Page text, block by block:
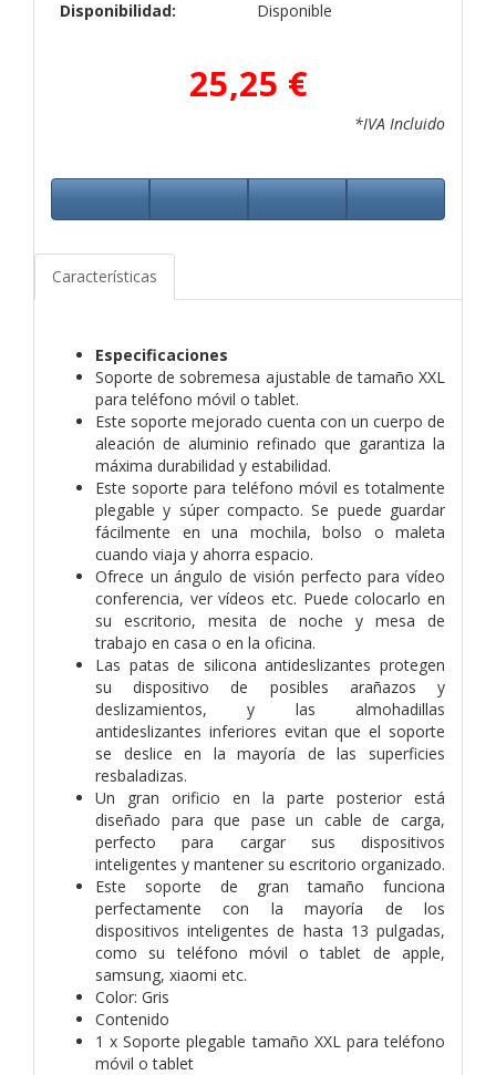
Disponibilidad:
Disponible
25,25 €
*IVA Incluido
Características
Especificaciones
Soporte de sobremesa ajustable de tamaño XXL
para teléfono móvil o tablet.
Este soporte mejorado cuenta con un cuerpo de
aleación de aluminio refinado que garantiza la
máxima durabilidad y estabilidad.
Este soporte para teléfono móvil es totalmente
plegable y súper compacto. Se puede guardar
fácilmente en una mochila, bolso o maleta
cuando viaja y ahorra espacio.
Ofrece un ángulo de visión perfecto para vídeo
conferencia, ver vídeos etc. Puede colocarlo en
su escritorio, mesita de noche y mesa de
trabajo en casa o en la oficina.
Las patas de silicona antideslizantes protegen
su dispositivo de posibles arañazos y
deslizamientos, y las almohadillas
antideslizantes inferiores evitan que el soporte
se deslice en la mayoría de las superficies
resbaladizas.
Un gran orificio en la parte posterior está
diseñado para que pase un cable de carga,
perfecto para cargar sus dispositivos
inteligentes y mantener su escritorio organizado.
Este soporte de gran tamaño funciona
perfectamente con la mayoría de los
dispositivos inteligentes de hasta 13 pulgadas,
como su teléfono móvil o tablet de apple,
samsung, xiaomi etc.
Color: Gris
Contenido
1 x Soporte plegable tamaño XXL para teléfono
móvil o tablet